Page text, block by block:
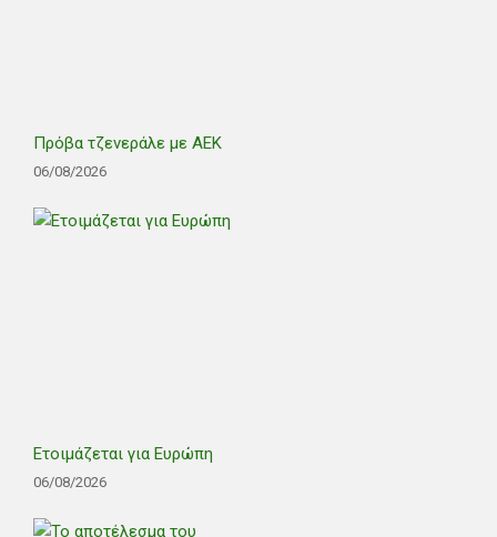
Πρόβα τζενεράλε με ΑΕΚ
06/08/2026
Ετοιμάζεται για Ευρώπη
06/08/2026